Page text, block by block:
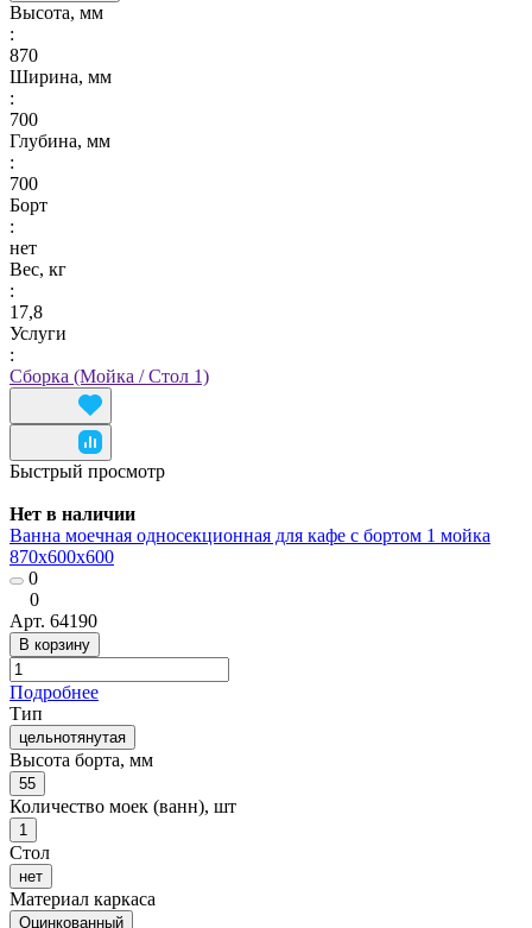
Высота, мм
:
870
Ширина, мм
:
700
Глубина, мм
:
700
Борт
:
нет
Вес, кг
:
17,8
Услуги
:
Сборка (Мойка / Стол 1)
Быстрый просмотр
Нет в наличии
Ванна моечная односекционная для кафе с бортом 1 мойка
870x600x600
0
0
Арт. 64190
В корзину
Подробнее
Тип
цельнотянутая
Высота борта, мм
55
Количество моек (ванн), шт
1
Стол
нет
Материал каркаса
Оцинкованный